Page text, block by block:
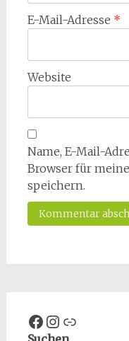
E-Mail-Adresse *
Website
Name, E-Mail-
Browser für
speichern.
Facebook
Instagram
Spenden